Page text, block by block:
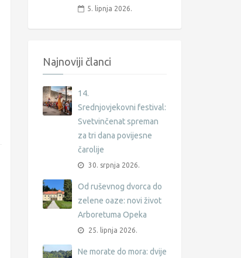
5. lipnja 2026.
Najnoviji članci
14.
Srednjovjekovni festival:
Svetvinčenat spreman
za tri dana povijesne
čarolije
30. srpnja 2026.
Od ruševnog dvorca do
zelene oaze: novi život
Arboretuma Opeka
25. lipnja 2026.
Ne morate do mora: dvije